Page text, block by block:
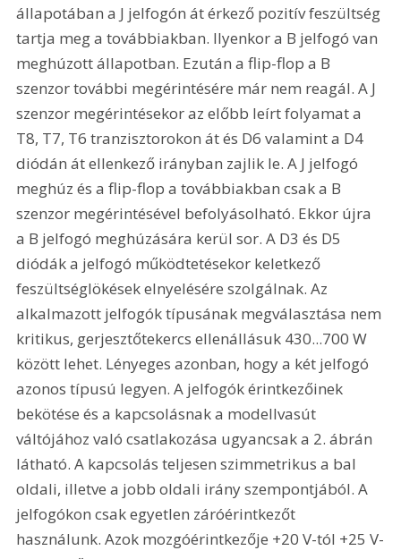
állapotában a J jelfogón át érkező pozitív feszültség
tartja meg a továbbiakban. Ilyenkor a B jelfogó van
meghúzott állapotban. Ezután a flip-flop a B
szenzor további megérintésére már nem reagál. A J
szenzor megérintésekor az előbb leírt folyamat a
T8, T7, T6 tranzisztorokon át és D6 valamint a D4
diódán át ellenkező irányban zajlik le. A J jelfogó
meghúz és a flip-flop a továbbiakban csak a B
szenzor megérintésével befolyásolható. Ekkor újra
a B jelfogó meghúzására kerül sor. A D3 és D5
diódák a jelfogó működtetésekor keletkező
feszültséglökések elnyelésére szolgálnak. Az
alkalmazott jelfogók típusának megválasztása nem
kritikus, gerjesztőtekercs ellenállásuk 430...700 W
között lehet. Lényeges azonban, hogy a két jelfogó
azonos típusú legyen. A jelfogók érintkezőinek
bekötése és a kapcsolásnak a modellvasút
váltójához való csatlakozása ugyancsak a 2. ábrán
látható. A kapcsolás teljesen szimmetrikus a bal
oldali, illetve a jobb oldali irány szempontjából. A
jelfogókon csak egyetlen záróérintkezőt
használunk. Azok mozgóérintkezője +20 V-tól +25 V-